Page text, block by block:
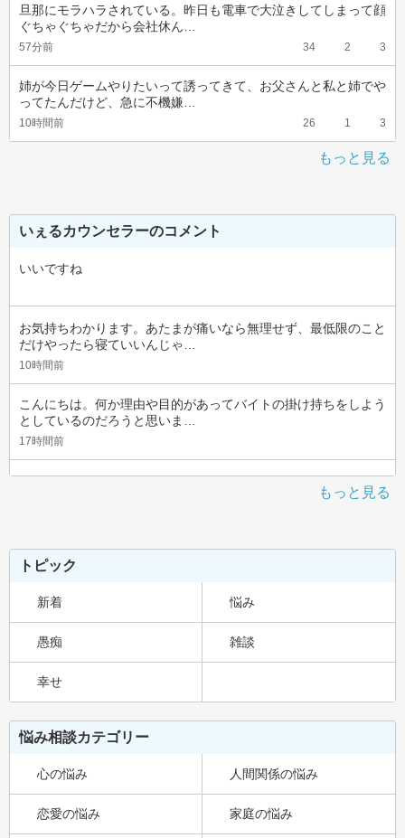
旦那にモラハラされている。昨日も電車で大泣きしてしまって顔
ぐちゃぐちゃだから会社休ん…
57分前 34 2 3
姉が今日ゲームやりたいって誘ってきて、お父さんと私と姉でや
ってたんだけど、急に不機嫌…
10時間前 26 1 3
もっと見る
いぇるカウンセラーのコメント
いいですね
お気持ちわかります。あたまが痛いなら無理せず、最低限のこと
だけやったら寝ていいんじゃ…
10時間前
こんにちは。何か理由や目的があってバイトの掛け持ちをしよう
としているのだろうと思いま…
17時間前
もっと見る
トピック
新着 悩み
愚痴 雑談
幸せ
悩み相談カテゴリー
心の悩み 人間関係の悩み
恋愛の悩み 家庭の悩み